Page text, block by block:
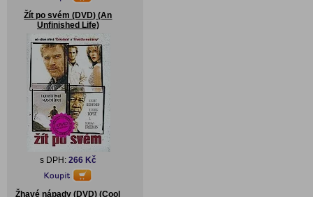
Žít po svém (DVD) (An
Unfinished Life)
s DPH: 266 Kč
Žhavé nápady (DVD) (Cool